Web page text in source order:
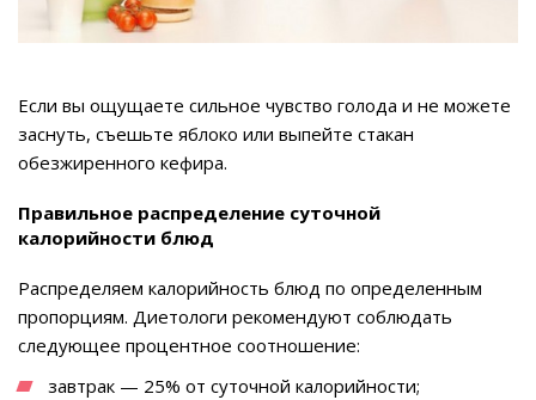
Если вы ощущаете сильное чувство голода и не можете
заснуть, съешьте яблоко или выпейте стакан
обезжиренного кефира.
Правильное распределение суточной
калорийности блюд
Распределяем калорийность блюд по определенным
пропорциям. Диетологи рекомендуют соблюдать
следующее процентное соотношение:
завтрак — 25% от суточной калорийности;